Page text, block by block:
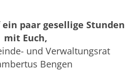
paar gesellige Stunden
mit Euch,
und Verwaltungsrat
Bengen